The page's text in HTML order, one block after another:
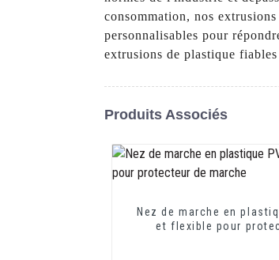
consommation, nos
personnalisables pour
extrusions de plastique
Produits Associés
Nez de marche en
et flexible pour